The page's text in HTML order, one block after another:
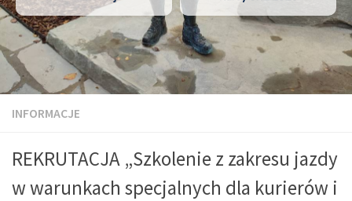
INFORMACJE
REKRUTACJA „Szkolenie z zakresu jazdy
w warunkach specjalnych dla kurierów i